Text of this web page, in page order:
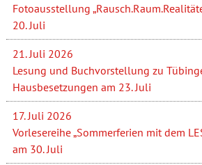
Fotoausstellung
20. Juli
21. Juli 2026
Lesung und Buchvorstellung zu
Hausbesetzungen am 23. Juli
17. Juli 2026
Vorlesereihe „Sommerferien mit dem
am 30. Juli